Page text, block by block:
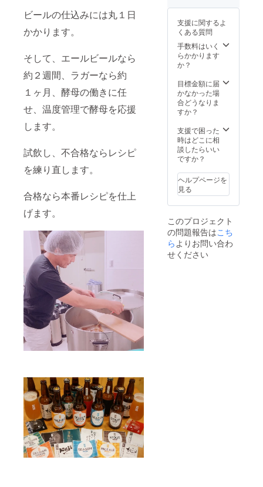
ビールの仕込みには丸１日
かかります。
そして、エールビールなら
約２週間、ラガーなら約
１ヶ月、酵母の働きに任
せ、温度管理で酵母を応援
します。
試飲し、不合格ならレシピ
を練り直します。
合格なら本番レシピを仕上
げます。
完成す
タシジ
ミ」の
クラフ
トビー
ル につ
ホーム
ページ
に、ス
ポン
して社
名・ロ
ゴ等を
表示さ
ただき
ます。
商品完
成時期
せて、
当社の
ホーム
ページ
（
カフェ
いま
す。現
地参加
のみで
す。テ
議等で
の参加
はでき
ませ
会議の
日程に
ついて
は決ま
ご連絡
いたし
ます。
醸造・
一緒に
行いま
す。仕
込みに
丸１日
支援に関するよ
くある質問
手数料はいく
らかかります
か？
目標金額に届
かなかった場
合どうなりま
すか？
支援で困った
時はどこに相
談したらいい
ですか？
ヘルプページを
見る
このプロジェクト
の問題報告はこち
ら よりお問い合わ
せください